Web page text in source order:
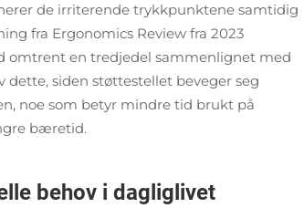
de irriterende trykkpunktene samtidig
fra Ergonomics Review fra 2023
omtrent en tredjedel sammenlignet med
dette, siden støttestellet beveger seg
noe som betyr mindre tid brukt på
bæretid.
behov i dagliglivet